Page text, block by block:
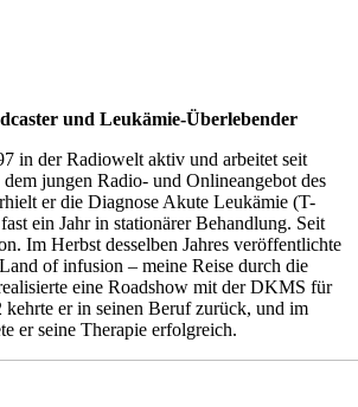
und Leukämie-Überlebender
in der Radiowelt aktiv und arbeitet seit
jungen Radio- und Onlineangebot des
er die Diagnose Akute Leukämie (T-
ein Jahr in stationärer Behandlung. Seit
Im Herbst desselben Jahres veröffentlichte
of infusion – meine Reise durch die
eine Roadshow mit der DKMS für
kehrte er in seinen Beruf zurück, und im
er seine Therapie erfolgreich.